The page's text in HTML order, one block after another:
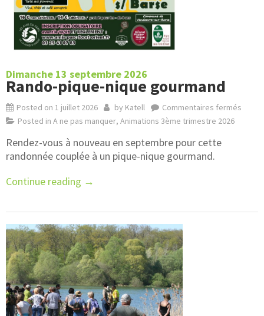
Dimanche 13 septembre 2026
Rando-pique-nique gourmand
Posted on 1 juillet 2026 by Katell
Commentaires fermés
Posted in A ne pas manquer, Animations 3ème trimestre 2026
Rendez-vous à nouveau en septembre pour cette
randonnée couplée à un pique-nique gourmand.
Continue reading →